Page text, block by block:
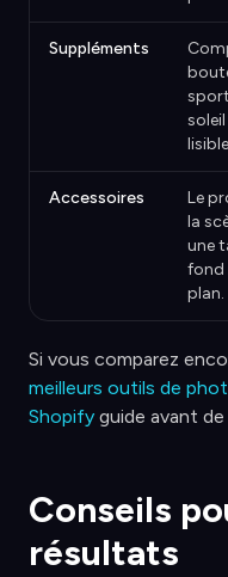
Suppléments
Accessoires
Le
la
une
fond
plan.
Si vous comparez
meilleurs outils de
Shopify guide avant
Conseils
résultats